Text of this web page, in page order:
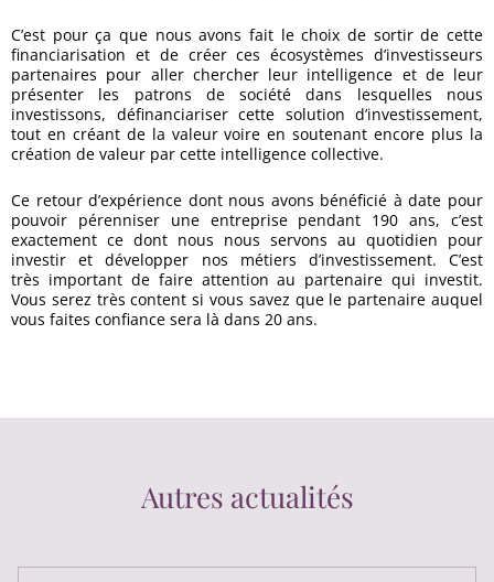
C’est pour ça que nous avons fait le choix de sortir de cette
financiarisation et de créer ces écosystèmes d’investisseurs
partenaires pour aller chercher leur intelligence et de leur
présenter les patrons de société dans lesquelles nous
investissons, définanciariser cette solution d’investissement,
tout en créant de la valeur voire en soutenant encore plus la
création de valeur par cette intelligence collective.
Ce retour d’expérience dont nous avons bénéficié à date pour
pouvoir pérenniser une entreprise pendant 190 ans, c’est
exactement ce dont nous nous servons au quotidien pour
investir et développer nos métiers d’investissement. C’est
très important de faire attention au partenaire qui investit.
Vous serez très content si vous savez que le partenaire auquel
vous faites confiance sera là dans 20 ans.
Autres actualités